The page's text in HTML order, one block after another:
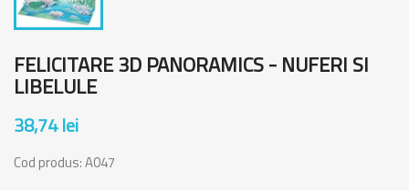
FELICITARE 3D PANORAMICS - NUFERI SI
LIBELULE
38,74 lei
Cod produs:A047